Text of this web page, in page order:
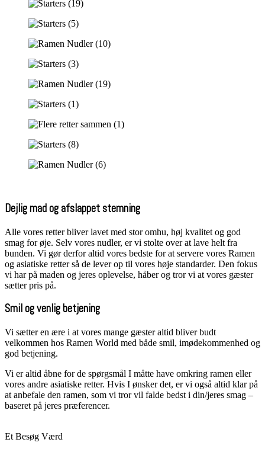
Dejlig mad og afslappet stemning
Alle vores retter bliver lavet med stor omhu, høj kvalitet og god
smag for øje. Selv vores nudler, er vi stolte over at lave helt fra
bunden. Vi gør derfor altid vores bedste for at servere vores Ramen
og asiatiske retter så de lever op til vores høje standarder. Den fokus
vi har på maden og jeres oplevelse, håber og tror vi at vores gæster
sætter pris på.
Smil og venlig betjening
Vi sætter en ære i at vores mange gæster altid bliver budt
velkommen hos Ramen World med både smil, imødekommenhed og
god betjening.
Vi er altid åbne for de spørgsmål I måtte have omkring ramen eller
vores andre asiatiske retter. Hvis I ønsker det, er vi også altid klar på
at anbefale den ramen, som vi tror vil falde bedst i din/jeres smag –
baseret på jeres præferencer.
Et Besøg Værd